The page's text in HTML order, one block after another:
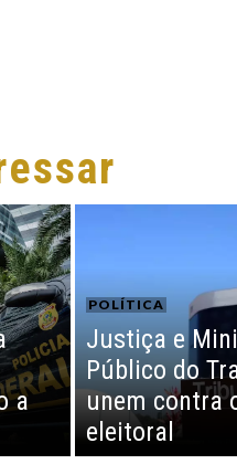
a
POLÍTICA
Justiça e
Público do
unem contra
eleitoral